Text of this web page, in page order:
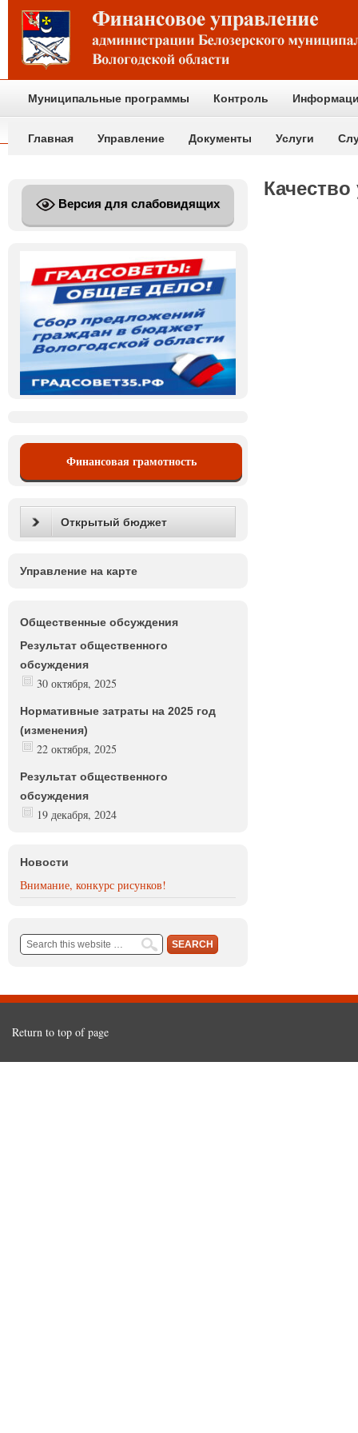
Муниципальные программы Контроль
Главная Управление Документы Услуги
Версия для слабовидящих
Финансовая грамотность
Открытый бюджет
Управление на карте
Общественные обсуждения
Результат общественного
обсуждения
30 октября, 2025
Нормативные затраты на 2025 год
(изменения)
22 октября, 2025
Результат общественного
обсуждения
19 декабря, 2024
Новости
Внимание, конкурс рисунков!
Return to top of page